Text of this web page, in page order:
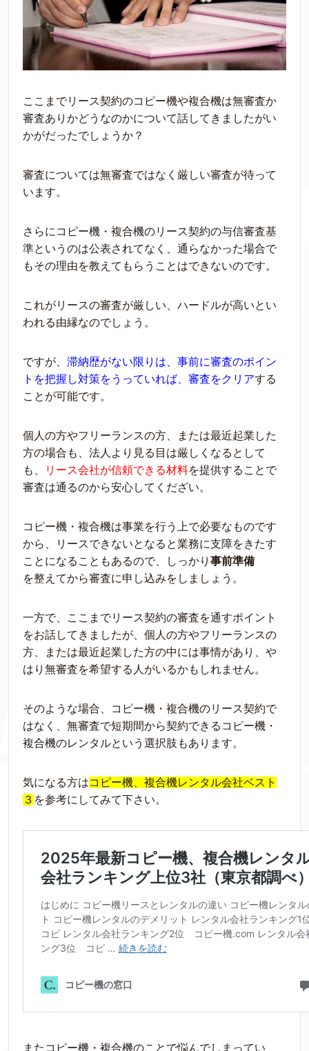
ここまでリース契約のコピー機や複合機は無審査か
審査ありかどうなのかについて話してきましたがい
かがだったでしょうか？
審査については無審査ではなく厳しい審査が待って
います。
さらにコピー機・複合機のリース契約の与信審査基
準というのは公表されてなく、通らなかった場合で
もその理由を教 えてもらうことはできないのです。
これがリースの審査が厳しい、 ハードルが高いとい
われる由縁なのでしょう。
ですが、 滞納歴がない限 りは、事前に審査のポイン
トを把握し対策をうっていれば、審査をクリアする
ことが可能です。
個人の方やフリーランスの方、または最近起業した
方の場合も、 法人より見る 目 は厳しく なるとして
も、
リース会社が信頼できる材料を提供することで
審査は通るのから安心してくだざい。
コピー機・複合機は事業を行う上で必要なものです
から、リースできないとなると業務に支障をきたす
ことになることもあるので、しっかり 事前準備
を整えてから審査に申し込みをしましょう。
一方で、ここまでリース契約の審査を通すポイント
をお話してきましたが、 個人の方やフリーラ ンスの
方、または最近起業した方の中には事情があり、や
はり無審査を希望する人がいるかもしれません。
そのような場合、コピー機・複合機のリース契約で
はなく
無審査で短期間から契約できるコピー機・
複合機のレンタルという 選択肢 もあります。
気になる方はコピー機、複合機レンタル会社ベスト
３ を参考にしてみて下さい。
またコピー機・複合機のことで悩んでしまってい